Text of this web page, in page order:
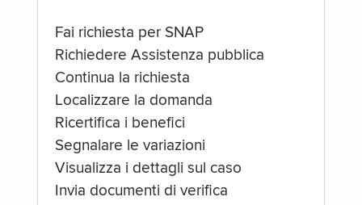
Fai richiesta per SNAP
Richiedere Assistenza pubblica
Continua la richiesta
Localizzare la domanda
Ricertifica i benefici
Segnalare le variazioni
Visualizza i dettagli sul caso
Invia documenti di verifica